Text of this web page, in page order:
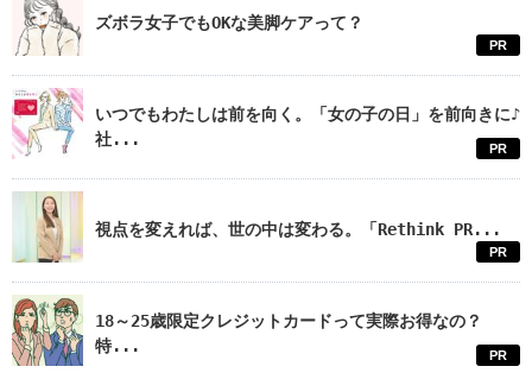
ズボラ女子でもOKな美脚ケアって？
PR
いつでもわたしは前を向く。「女の子の日」を前向きに♪
社...
PR
視点を変えれば、世の中は変わる。「Rethink PR...
PR
18～25歳限定クレジットカードって実際お得なの？
特...
PR